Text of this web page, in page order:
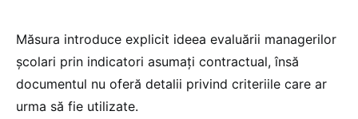
Măsura introduce explicit ideea evaluării managerilor
școlari prin indicatori asumați contractual, însă
documentul nu oferă detalii privind criteriile care ar
urma să fie utilizate.